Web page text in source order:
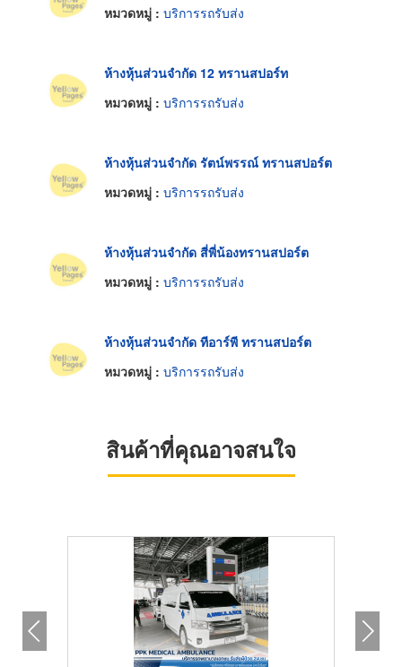
หมวดหมู่ : บริการรถรับส่ง
ห้างหุ้นส่วนจำกัด 12 ทรานสปอร์ท
หมวดหมู่ : บริการรถรับส่ง
ห้างหุ้นส่วนจำกัด รัตน์พรรณ์ ทรานสปอร์ต
หมวดหมู่ : บริการรถรับส่ง
ห้างหุ้นส่วนจำกัด สี่พี่น้องทรานสปอร์ต
หมวดหมู่ : บริการรถรับส่ง
ห้างหุ้นส่วนจำกัด ทีอาร์พี ทรานสปอร์ต
หมวดหมู่ : บริการรถรับส่ง
สินค้าที่คุณอาจสนใจ